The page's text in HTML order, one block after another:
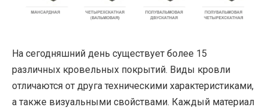
На сегодняшний день существует более 15
различных кровельных покрытий. Виды кровли
отличаются от друга техническими характеристиками,
а также визуальными свойствами. Каждый материал